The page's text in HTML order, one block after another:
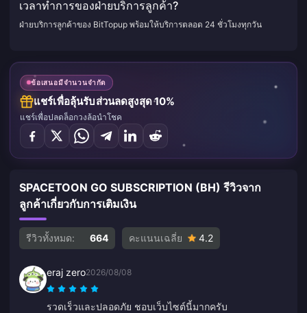
เวลาทำการของฝ่ายบริการลูกค้า?
ฝ่ายบริการลูกค้าของ BitTopup พร้อมให้บริการตลอด 24 ชั่วโมงทุกวัน
ข้อเสนอมีจำนวนจำกัด
แชร์เพื่อลุ้นรับส่วนลดสูงสุด 10%
แชร์เพื่อปลดล็อกวงล้อนำโชค
SPACETOON GO SUBSCRIPTION (BH) รีวิวจาก
ลูกค้าเกี่ยวกับการเติมเงิน
รีวิวทั้งหมด: 664 คะแนนเฉลี่ย 4.2
eraj zero2026/08/08
รวดเร็วและปลอดภัย ชอบเว็บไซต์นี้มากครับ